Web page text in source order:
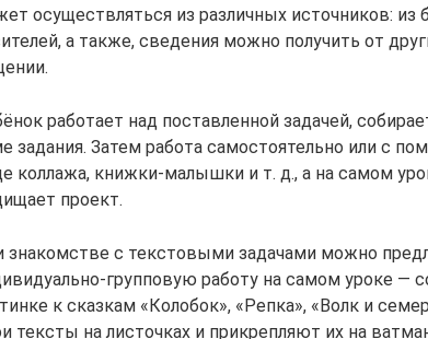
осуществляться из различных источников:
а также, сведения можно получить от
работает над поставленной задачей,
задания. Затем работа самостоятельно или с
коллажа, книжки-малышки и т. д., а на самом
проект.
знакомстве с текстовыми задачами можно
групповую работу на самом уроке —
к сказкам «Колобок», «Репка», «Волк и
тексты на листочках и прикрепляют их на